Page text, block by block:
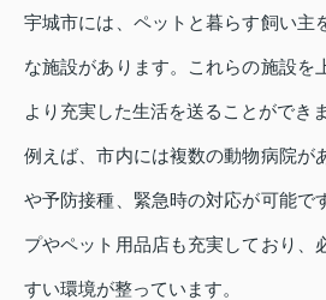
宇城市には、ペットと暮らす飼い主
な施設があります。これらの施設を
より充実した生活を送ることができま
例えば、市内には複数の動物病院が
や予防接種、緊急時の対応が可能で
プやペット用品店も充実しており、
すい環境が整っています。